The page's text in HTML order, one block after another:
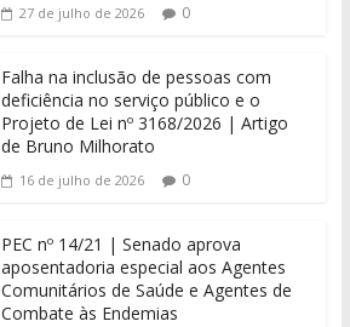
27 de julho de 2026 0
Falha na inclusão de pessoas com
deficiência no serviço público e o
Projeto de Lei nº 3168/2026 | Artigo
de Bruno Milhorato
16 de julho de 2026 0
PEC nº 14/21 | Senado aprova
aposentadoria especial aos Agentes
Comunitários de Saúde e Agentes de
Combate às Endemias